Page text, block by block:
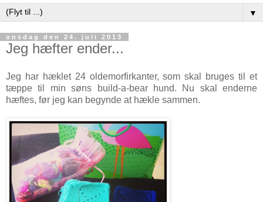
▼
onsdag den 24. juli 2013
Jeg hæfter ender...
Jeg har hæklet 24 oldemorfirkanter, som skal bruges til et
tæppe til min søns build-a-bear hund. Nu skal enderne
hæftes, før jeg kan begynde at hækle sammen.